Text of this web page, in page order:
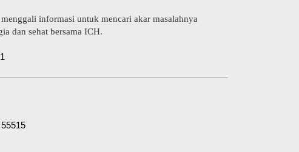
informasi untuk mencari akar masalahnya
dan sehat bersama ICH.